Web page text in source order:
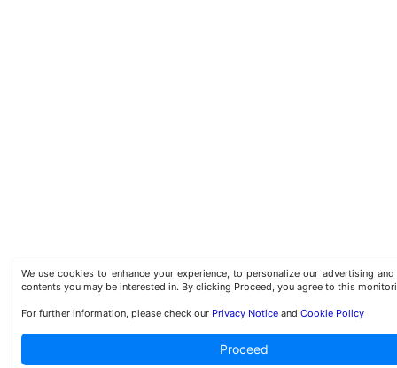
We use cookies to enhance your experience, to personalize our advertising
contents you may be interested in. By clicking Proceed, you agree to this
For further information, please check our Privacy Noticeand Cookie Policy
Proceed